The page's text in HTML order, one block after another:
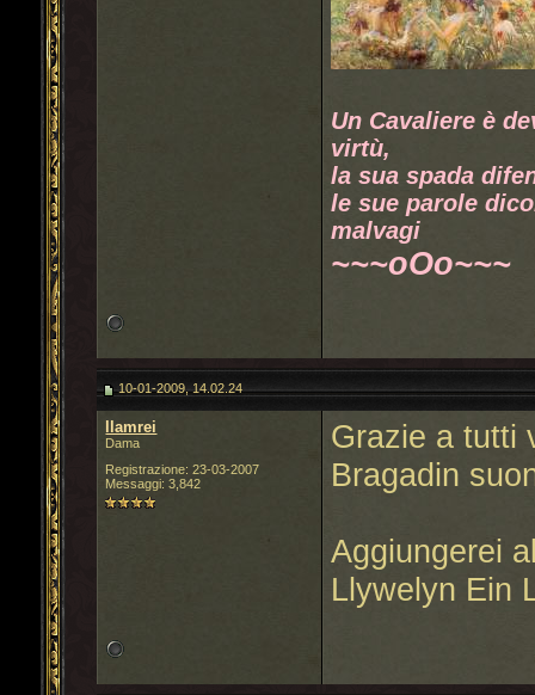
Un Cavaliere è
virtù,
la sua spada
le sue parole
malvagi
~~~oOo~~~
10-01-2009, 14.02.24
llamrei
Dama
Registrazione: 23-03-2007
Messaggi: 3,842
Grazie a tutti
Bragadin
Aggiungerei
Llywelyn Ein